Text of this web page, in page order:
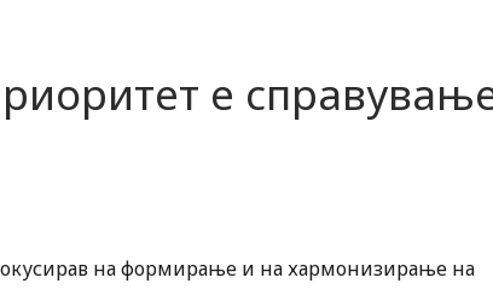
е
на формирање и на хармонизирање на